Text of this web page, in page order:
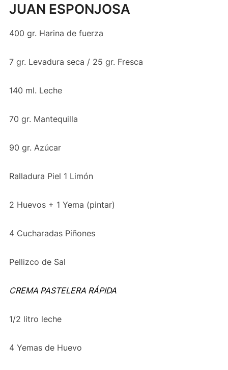
JUAN ESPONJOSA
400 gr. Harina de fuerza
7 gr. Levadura seca / 25 gr. Fresca
140 ml. Leche
70 gr. Mantequilla
90 gr. Azúcar
Ralladura Piel 1 Limón
2 Huevos + 1 Yema (pintar)
4 Cucharadas Piñones
Pellizco de Sal
CREMA PASTELERA RÁPIDA
1/2 litro leche
4 Yemas de Huevo